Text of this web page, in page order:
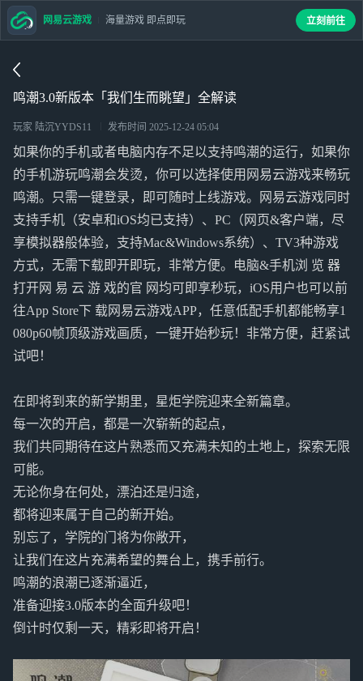
鸣潮3.0新版本「我们生而眺望」全解读
玩家 陆沉YYDS11 发布时间 2025-12-24 05:04
如果你的手机或者电脑内存不足以支持鸣潮的运行，如果你
的手机游玩鸣潮会发烫，你可以选择使用网易云游戏来畅玩
鸣潮。只需一键登录，即可随时上线游戏。网易云游戏同时
支持手机（安卓和iOS均已支持）、PC（网页&客户端，尽
享模拟器般体验，支持Mac&Windows系统）、TV3种游戏
方式，无需下载即开即玩，非常方便。电脑&手机浏 览 器
打开网 易 云 游 戏的官 网均可即享秒玩，iOS用户也可以前
往App Store下 载网易云游戏APP，任意低配手机都能畅享1
080p60帧顶级游戏画质，一键开始秒玩！非常方便，赶紧试
试吧！
在即将到来的新学期里，星炬学院迎来全新篇章。
每一次的开启，都是一次崭新的起点，
我们共同期待在这片熟悉而又充满未知的土地上，探索无限
可能。
无论你身在何处，漂泊还是归途，
都将迎来属于自己的新开始。
别忘了，学院的门将为你敞开，
让我们在这片充满希望的舞台上，携手前行。
鸣潮的浪潮已逐渐逼近，
准备迎接3.0版本的全面升级吧！
倒计时仅剩一天，精彩即将开启！
网易云游戏 海量游戏 即点即玩 立刻前往